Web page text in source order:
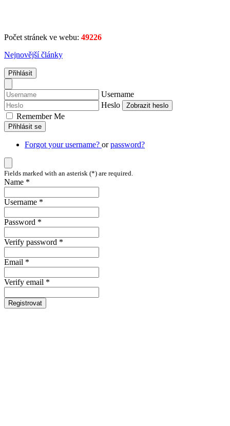
Počet stránek ve webu: 49226
Nejnovější články
Přihlásit
Username
Heslo
Zobrazit heslo
Remember Me
Přihlásit se
Forgot your username? orpassword?
Fields marked with an asterisk (*) are required.
Name *
Username *
Password *
Verify password *
Email *
Verify email *
Registrovat